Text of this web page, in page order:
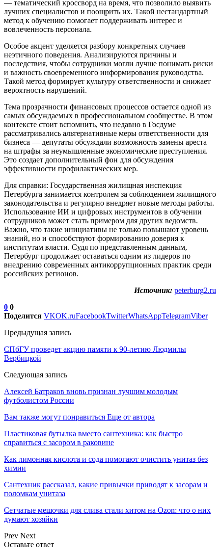
— тематический кроссворд на время, что позволило выявить
лучших специалистов и поощрить их. Такой нестандартный
метод к обучению помогает поддерживать интерес и
вовлеченность персонала.
Особое акцент уделяется разбору конкретных случаев
неэтичного поведения. Анализируются причины и
последствия, чтобы сотрудники могли лучше понимать риски
и важность своевременного информирования руководства.
Такой метод формирует культуру ответственности и снижает
вероятность нарушений.
Тема прозрачности финансовых процессов остается одной из
самых обсуждаемых в профессиональном сообществе. В этом
контексте стоит вспомнить, что недавно в Госдуме
рассматривались альтернативные меры ответственности для
бизнеса — депутаты обсуждали возможность замены ареста
на штрафы за неумышленные экономические преступления.
Это создает дополнительный фон для обсуждения
эффективности профилактических мер.
Для справки: Государственная жилищная инспекция
Петербурга занимается контролем за соблюдением жилищного
законодательства и регулярно внедряет новые методы работы.
Использование ИИ и цифровых инструментов в обучении
сотрудников может стать примером для других ведомств.
Важно, что такие инициативы не только повышают уровень
знаний, но и способствуют формированию доверия к
институтам власти. Судя по представленным данным,
Петербург продолжает оставаться одним из лидеров по
внедрению современных антикоррупционных практик среди
российских регионов.
Источник: peterburg2.ru
0 0
Поделится VKOK.ruFacebookTwitterWhatsAppTelegramViber
Предыдущая запись
СПбГУ проведет акцию памяти к 90-летию Людмилы
Вербицкой
Следующая запись
Алексей Батраков вновь признан лучшим молодым
футболистом России
Вам также могут понравиться Еще от автора
Пластиковая бутылка вместо сантехника: как быстро
справиться с засором в раковине
Как лимонная кислота и сода помогают очистить унитаз без
химии
Сантехник рассказал, какие привычки приводят к засорам и
поломкам унитаза
Сетчатые мешочки для слива стали хитом на Ozon: что о них
думают хозяйки
Prev Next
Оставьте ответ